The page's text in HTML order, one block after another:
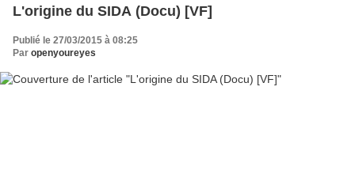
L'origine du SIDA (Docu) [VF]
Publié le 27/03/2015 à 08:25
Par openyoureyes